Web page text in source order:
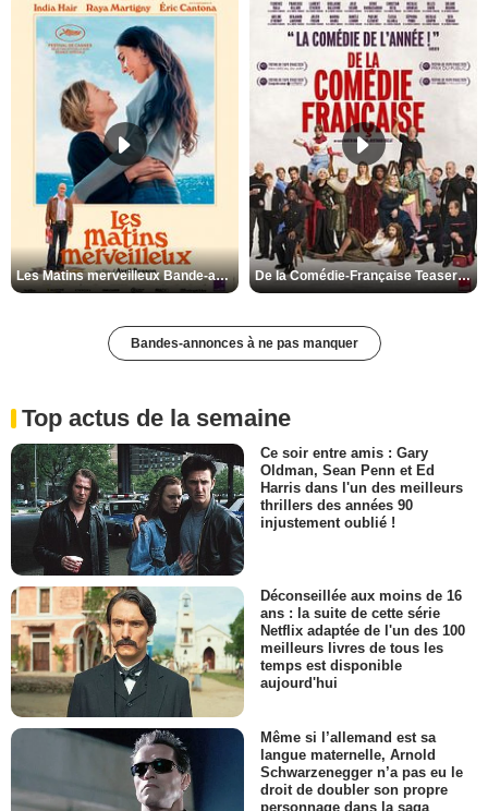
Les Matins merveilleux Bande-annonce VF De la Comédie-Française Teaser VF
Bandes-annonces à ne pas manquer
Top actus de la semaine
Ce soir entre amis : Gary
Oldman, Sean Penn et Ed
Harris dans l'un des meilleurs
thrillers des années 90
injustement oublié !
Déconseillée aux moins de 16
ans : la suite de cette série
Netflix adaptée de l'un des 100
meilleurs livres de tous les
temps est disponible
aujourd'hui
Même si l’allemand est sa
langue maternelle, Arnold
Schwarzenegger n’a pas eu le
droit de doubler son propre
personnage dans la saga